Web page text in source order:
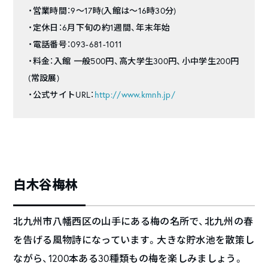
・営業時間：9～17時(入館は～16時30分)
・定休日：6月下旬の約1週間、年末年始
・電話番号：093-681-1011
・料金：入館 一般500円、高大学生300円、小中学生200円
(常設展)
・公式サイトURL： http://www.kmnh.jp/
白木谷梅林
北九州市八幡西区の山手にある梅の名所で、北九州の春
を告げる風物詩になっています。大きな貯水池を散策し
ながら、1200本ある30種類もの梅を楽しみましょう。